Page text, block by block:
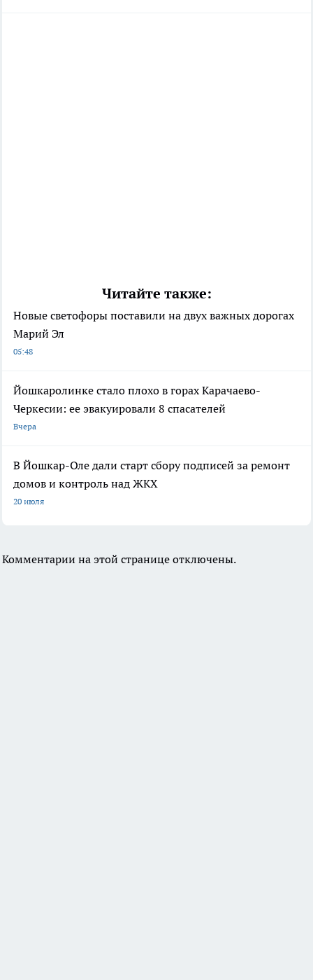
Читайте также:
Новые светофоры поставили на двух важных дорогах
Марий Эл
05:48
Йошкаролинке стало плохо в горах Карачаево-
Черкесии: ее эвакуировали 8 спасателей
Вчера
В Йошкар-Оле дали старт сбору подписей за ремонт
домов и контроль над ЖКХ
20 июля
Комментарии на этой странице отключены.